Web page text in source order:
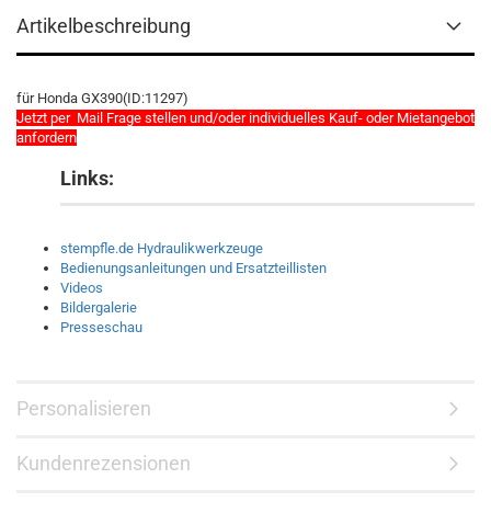
Artikelbeschreibung
für Honda GX390(ID:11297)
Jetzt per Mail Frage stellen und/oder individuelles Kauf- oder Mietangebot
anfordern
Links:
stempfle.de Hydraulikwerkzeuge
Bedienungsanleitungen und Ersatzteillisten
Videos
Bildergalerie
Presseschau
Personalisieren
Kundenrezensionen